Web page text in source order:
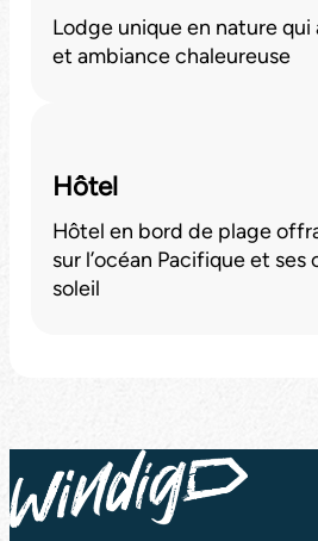
Lodge unique en nature
et ambiance chaleureuse
Hôtel
Hôtel en bord de plage
sur l’océan Pacifique et ses
soleil
Retour en haut